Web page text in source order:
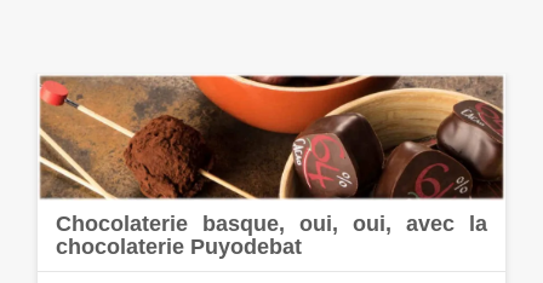
Chocolaterie basque, oui, oui, avec la
chocolaterie Puyodebat